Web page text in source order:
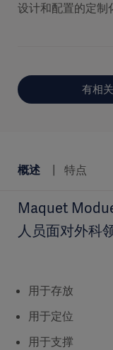
设计和配置的定制
有相
概述 特点
Maquet
人员面对外科
用于存放
用于定位
用于支撑